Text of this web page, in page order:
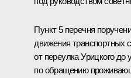
Пункт 5 перечня
движения транспортных
от переулка Урицкого
по обращению